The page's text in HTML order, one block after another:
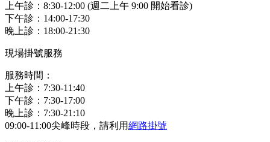
上午診：8:30-12:00 (週二上午 9:00 開始看診)
下午診：14:00-17:30
晚上診：18:00-21:30
現場掛號服務
服務時間：
上午診：7:30-11:40
下午診：7:30-17:00
晚上診：7:30-21:10
09:00-11:00尖峰時段，請利用網路掛號